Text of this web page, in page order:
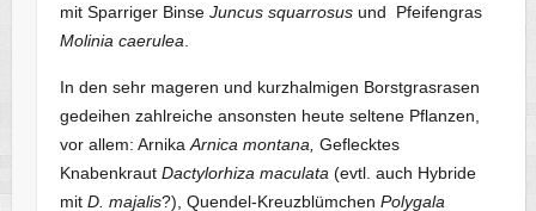
mit Sparriger BinseJuncus squarrosus und Pfeifengras
Molinia caerulea
In den sehr mageren und kurzhalmigen Borstgrasrasen
gedeihen zahlreiche ansonsten heute seltene Pflanzen,
vor allem: ArnikaArnica montana,Geflecktes
KnabenkrautDactylorhiza maculata(evtl. auch Hybride
mitD. majalis?), Quendel-KreuzblümchenPolygala